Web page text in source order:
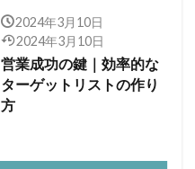
2024年3月10日
2024年3月10日
営業成功の鍵｜効率的な
ターゲットリストの作り
方